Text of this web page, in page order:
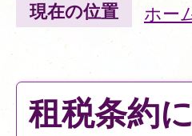
現在の位置 ホー
租税条約